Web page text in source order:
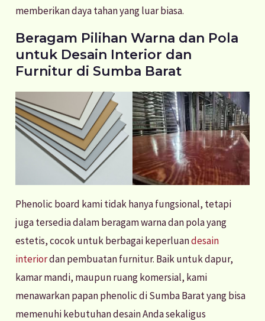
memberikan daya tahan yang luar biasa.
Beragam Pilihan Warna dan Pola
untuk Desain Interior dan
Furnitur di Sumba Barat
Phenolic board kami tidak hanya fungsional, tetapi
juga tersedia dalam beragam warna dan pola yang
estetis, cocok untuk berbagai keperluandesain
interiordan pembuatan furnitur. Baik untuk dapur,
kamar mandi, maupun ruang komersial, kami
menawarkan papan phenolic di Sumba Barat yang bisa
memenuhi kebutuhan desain Anda sekaligus